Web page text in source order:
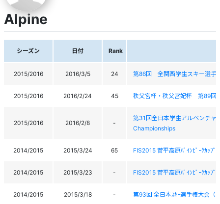
Alpine
シーズン 日付 Rank
2015/2016 2016/3/5 24 第86回 全関西学生スキー選手
2015/2016 2016/2/24 45 秩父宮杯・秩父宮妃杯 第89回
2015/2016 2016/2/8 -
第31回全日本学生アルペンチ
Championships
2014/2015 2015/3/24 65 FIS2015 菅平高原ﾊﾟｲﾝﾋﾞｰｸｶｯﾌ
2014/2015 2015/3/23 - FIS2015 菅平高原ﾊﾟｲﾝﾋﾞｰｸｶｯﾌ
2014/2015 2015/3/18 - 第93回 全日本ｽｷｰ選手権大会（ｱ